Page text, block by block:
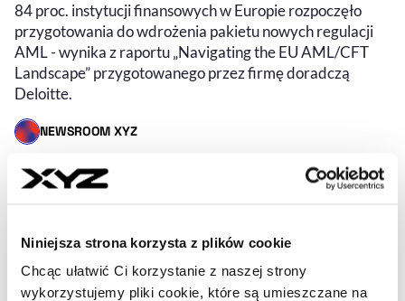
Niniejsza strona korzysta z plików cookie
Chcąc ułatwić Ci korzystanie z naszej strony
wykorzystujemy pliki cookie, które są umieszczane na
84 proc. instytucji finansowych w Europie rozpoczęło
przygotowania do wdrożenia pakietu nowych regulacji
AML - wynika z raportu „Navigating the EU AML/CFT
Landscape” przygotowanego przez firmę doradczą
Deloitte.
NEWSROOM XYZ
- AUTOR ARTYKUŁU - PROFIL
15.10.2025, 09:46